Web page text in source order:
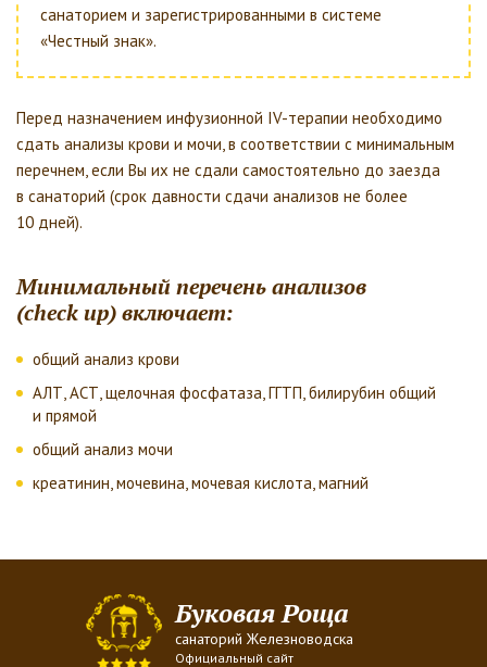
санаторием и зарегистрированными в системе
«Честный знак».
Перед назначением инфузионной IV-терапии необходимо
сдать анализы крови и мочи, в соответствии с минимальным
перечнем, если Вы их не сдали самостоятельно до заезда
в санаторий (срок давности сдачи анализов не более
10 дней).
Минимальный перечень анализов
(check up) включает:
общий анализ крови
АЛТ, АСТ, щелочная фосфатаза, ГГТП, билирубин общий
и прямой
общий анализ мочи
креатинин, мочевина, мочевая кислота, магний
Буковая Роща
санаторий Железноводска
Официальный сайт